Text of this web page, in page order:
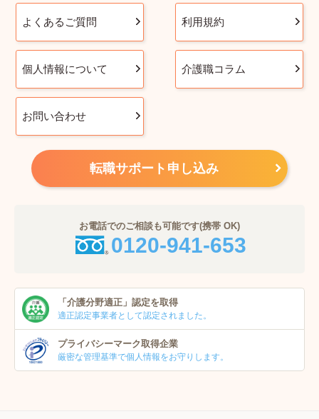
よくあるご質問 利用規約
個人情報について 介護職コラム
お問い合わせ
転職サポート申し込み
お電話でのご相談も可能です(携帯 OK)
0120-941-653
「介護分野適正」 認定を取得
適正認定事業者として認定されました。
プライバシーマーク取得企業
厳密な管理基準で個人情報をお守りします。